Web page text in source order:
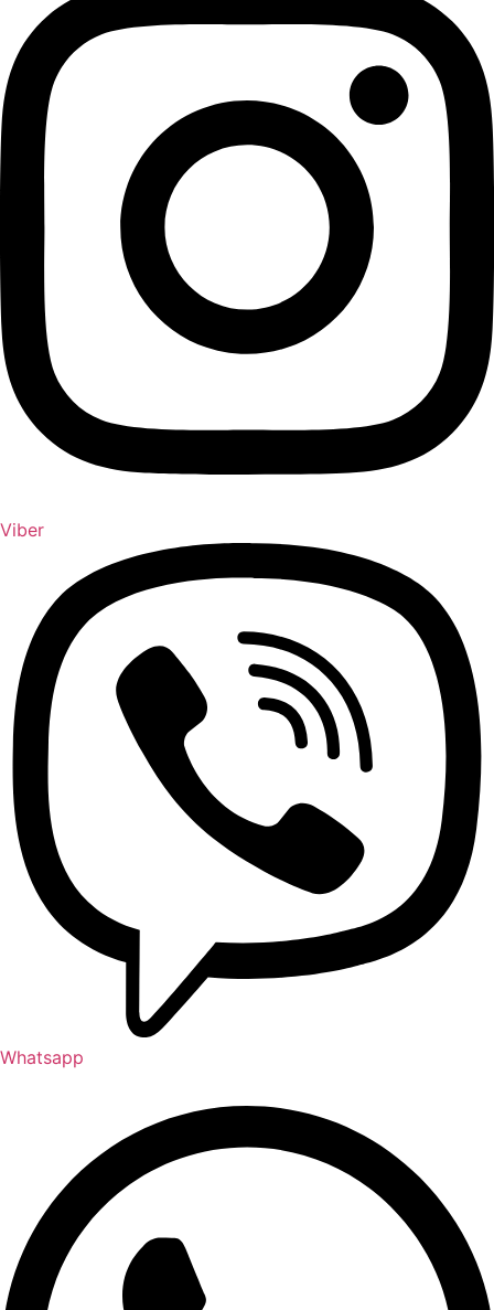
Viber
Whatsapp